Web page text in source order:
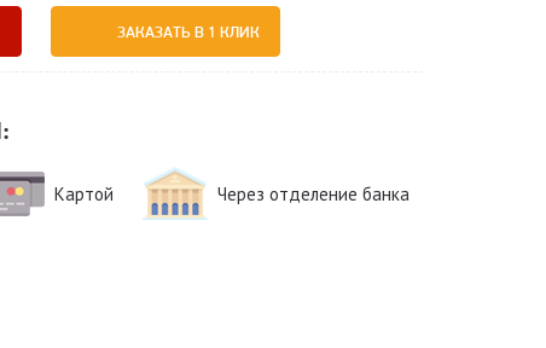
ЗАКАЗАТЬ В 1 КЛИК
Картой Через отделение банка